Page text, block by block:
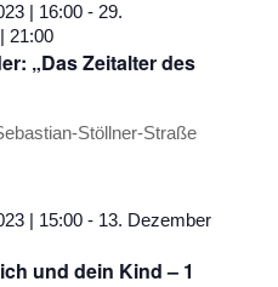
„Das Zeitalter des
| 16:00 - 29.
21:00
Stöllner-Straße
und dein Kind – 1
| 15:00 - 13. Dezember